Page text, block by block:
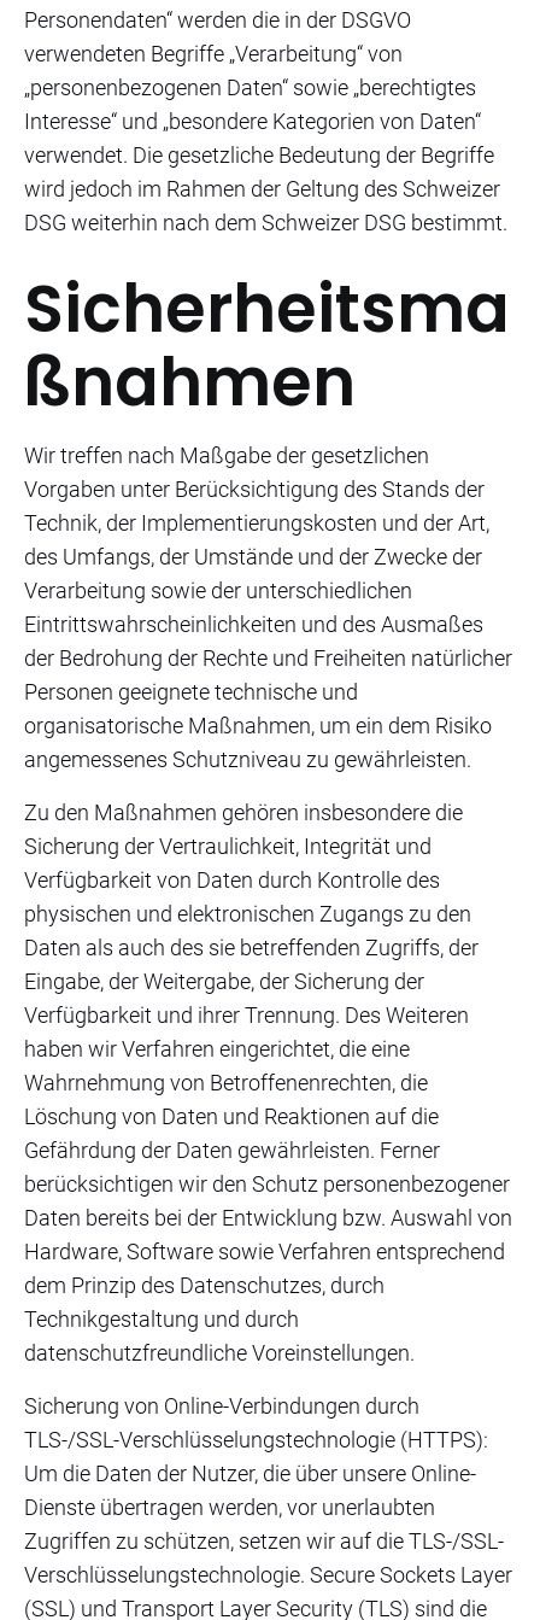
Personendaten“ werden die in der DSGVO
verwendeten Begriffe „Verarbeitung“ von
„personenbezogenen Daten“ sowie „berechtigtes
Interesse“ und „besondere Kategorien von Daten“
verwendet. Die gesetzliche Bedeutung der Begriffe
wird jedoch im Rahmen der Geltung des Schweizer
DSG weiterhin nach dem Schweizer DSG bestimmt.
Sicherheitsma
ßnahmen
Wir treffen nach Maßgabe der gesetzlichen
Vorgaben unter Berücksichtigung des Stands der
Technik, der Implementierungskosten und der Art,
des Umfangs, der Umstände und der Zwecke der
Verarbeitung sowie der unterschiedlichen
Eintrittswahrscheinlichkeiten und des Ausmaßes
der Bedrohung der Rechte und Freiheiten natürlicher
Personen geeignete technische und
organisatorische Maßnahmen, um ein dem Risiko
angemessenes Schutzniveau zu gewährleisten.
Zu den Maßnahmen gehören insbesondere die
Sicherung der Vertraulichkeit, Integrität und
Verfügbarkeit von Daten durch Kontrolle des
physischen und elektronischen Zugangs zu den
Daten als auch des sie betreffenden Zugriffs, der
Eingabe, der Weitergabe, der Sicherung der
Verfügbarkeit und ihrer Trennung. Des Weiteren
haben wir Verfahren eingerichtet, die eine
Wahrnehmung von Betroffenenrechten, die
Löschung von Daten und Reaktionen auf die
Gefährdung der Daten gewährleisten. Ferner
berücksichtigen wir den Schutz personenbezogener
Daten bereits bei der Entwicklung bzw. Auswahl von
Hardware, Software sowie Verfahren entsprechend
dem Prinzip des Datenschutzes, durch
Technikgestaltung und durch
datenschutzfreundliche Voreinstellungen.
Sicherung von Online-Verbindungen durch
TLS-/SSL-Verschlüsselungstechnologie (HTTPS):
Um die Daten der Nutzer, die über unsere Online-
Dienste übertragen werden, vor unerlaubten
Zugriffen zu schützen, setzen wir auf die TLS-/SSL-
Verschlüsselungstechnologie. Secure Sockets Layer
(SSL) und Transport Layer Security (TLS) sind die